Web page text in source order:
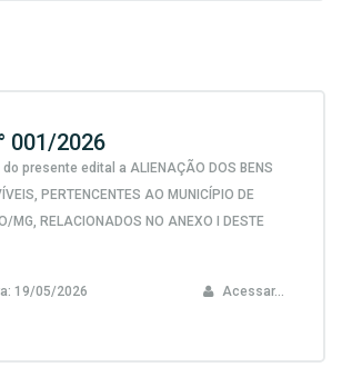
001/2026
presente edital a ALIENAÇÃO DOS BENS
PERTENCENTES AO MUNICÍPIO DE
MG, RELACIONADOS NO ANEXO I DESTE
19/05/2026 Acessar...